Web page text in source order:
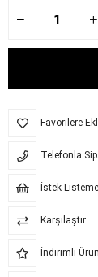
Favorilere
Telefonla
İstek
Karşılaştır
İndirimli Ürün